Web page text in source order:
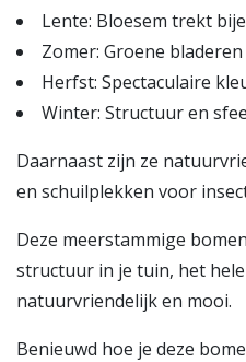
Lente: Bloesem trekt
Zomer: Groene
Herfst: Spectaculaire
Winter: Structuur en
Daarnaast zijn ze
en schuilplekken voor
Deze meerstammige
structuur in je tuin, het
natuurvriendelijk en mooi.
Benieuwd hoe je deze